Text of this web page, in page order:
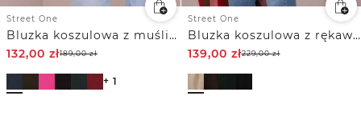
Street One
Bluzka koszulowa z muślinu z krótkim podwijanym rękawem
132,00 zł189,00zł
+ 1
Street One
Bluzka koszulowa z rękawem 3/4 w jakości muślinu
139,00 zł229,00zł